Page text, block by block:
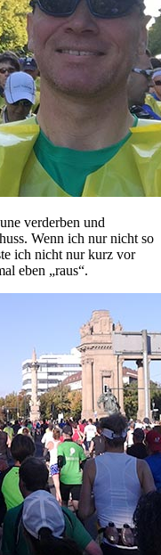
verderben und
Wenn ich nur nicht so
ich nicht nur kurz vor
eben „raus“.